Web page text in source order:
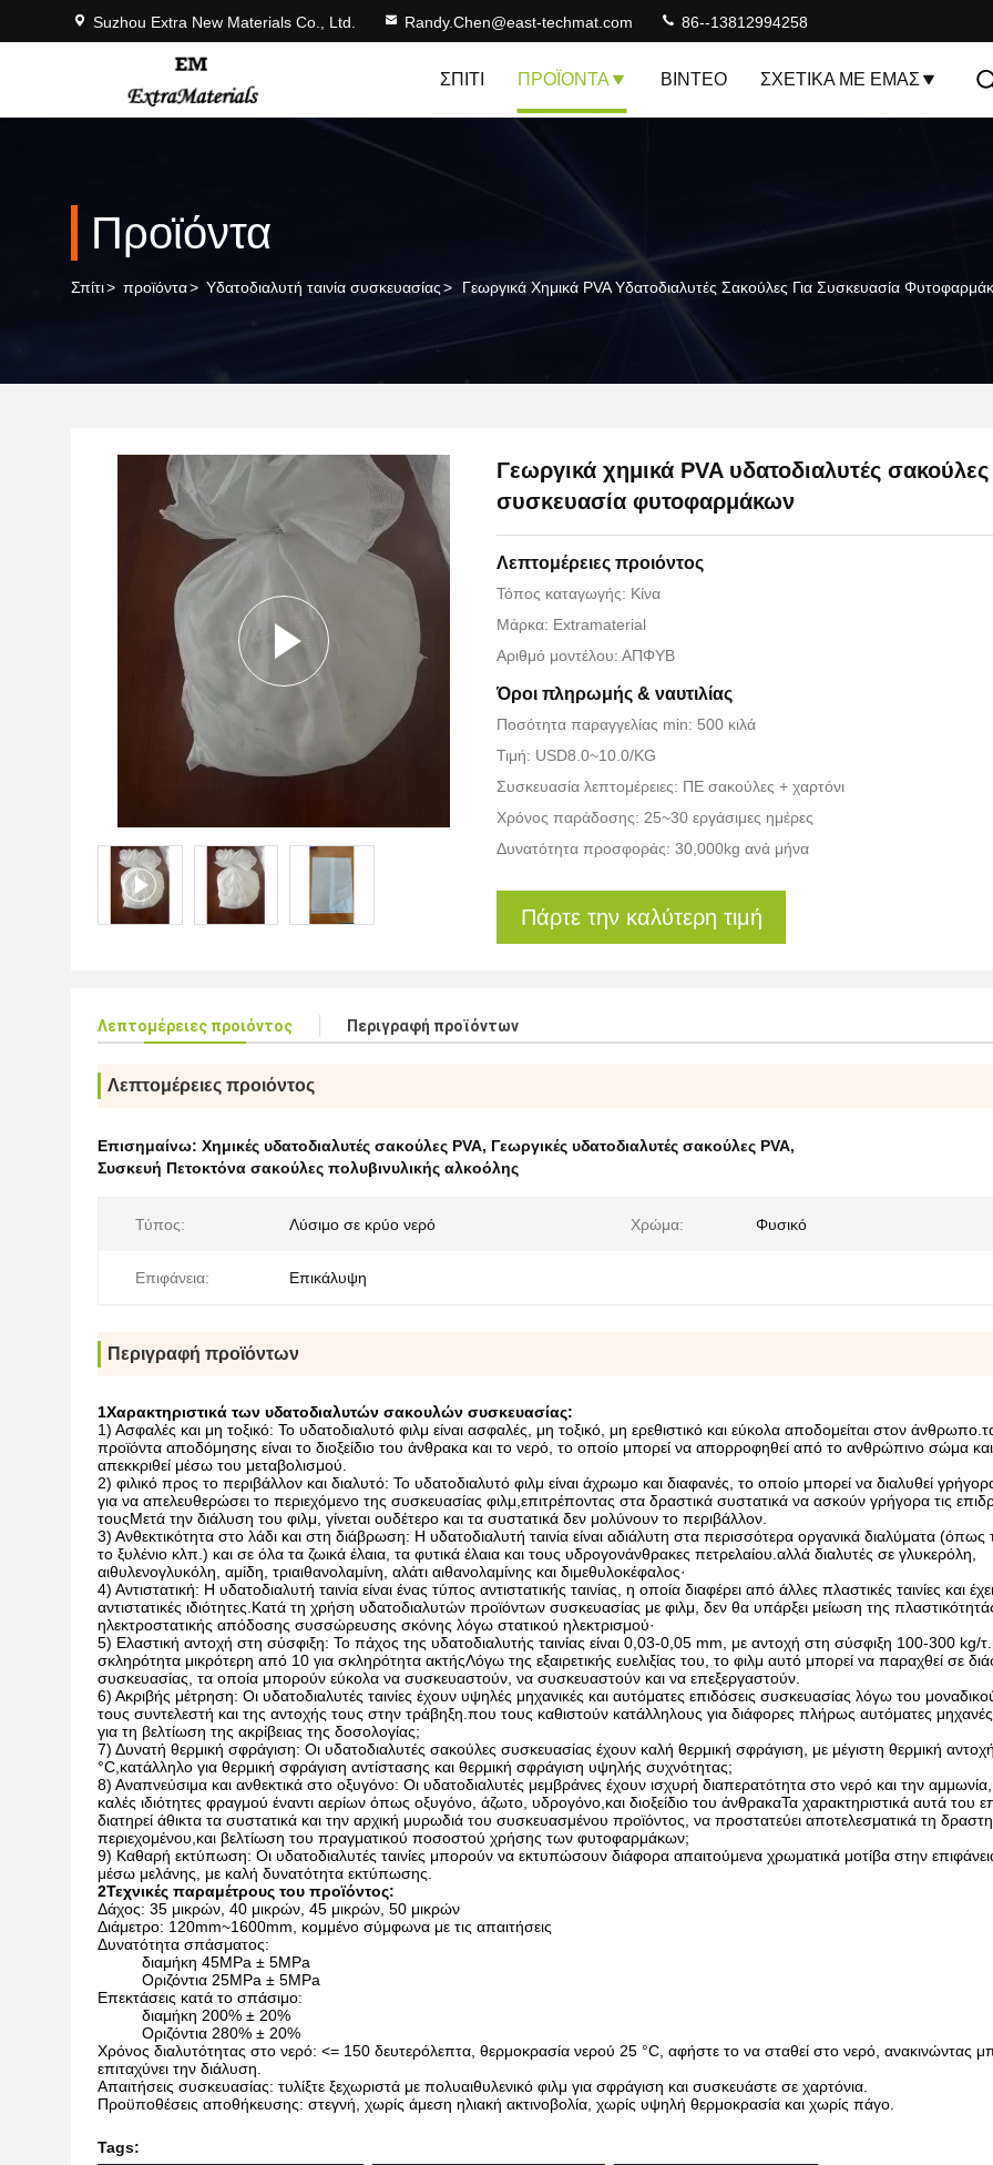
Suzhou Extra New Materials Co., Ltd. Randy.Chen@east-techmat.com 86--13812994258
ΣΠΊΤΙ ΠΡΟΪΌΝΤΑ ΒΊΝΤΕΟ ΣΧΕΤΙΚΆ ΜΕ ΕΜΆΣ
Προϊόντα
Σπίτι> προϊόντα> Υδατοδιαλυτή ταινία συσκευασίας> Γεωργικά Χημικά PVA Υδατοδιαλυτές Σακούλες Για Συσκευασία
Γεωργικά χημικά PVA υδατοδιαλυτές σακούλες
συσκευασία φυτοφαρμάκων
Λεπτομέρειες προιόντος
Τόπος καταγωγής: Κίνα
Μάρκα: Extramaterial
Αριθμό μοντέλου: ΑΠΦΥΒ
Όροι πληρωμής & ναυτιλίας
Ποσότητα παραγγελίας min: 500 κιλά
Τιμή: USD8.0~10.0/KG
Συσκευασία λεπτομέρειες: ΠΕ σακούλες + χαρτόνι
Χρόνος παράδοσης: 25~30 εργάσιμες ημέρες
Δυνατότητα προσφοράς: 30,000kg ανά μήνα
Πάρτε την καλύτερη τιμή
Λεπτομέρειες προιόντος Περιγραφή προϊόντων
Λεπτομέρειες προιόντος
Επισημαίνω: Χημικές υδατοδιαλυτές σακούλες PVA, Γεωργικές υδατοδιαλυτές σακούλες PVA,
Συσκευή Πετοκτόνα σακούλες πολυβινυλικής αλκοόλης
Τύπος: Λύσιμο σε κρύο νερό Χρώμα: Φυσικό
Επιφάνεια: Επικάλυψη
Περιγραφή προϊόντων
1Χαρακτηριστικά των υδατοδιαλυτών σακουλών συσκευασίας:
1) Ασφαλές και μη τοξικό: Το υδατοδιαλυτό φιλμ είναι ασφαλές, μη τοξικό, μη ερεθιστικό και εύκολα αποδομείται στον
προϊόντα αποδόμησης είναι το διοξείδιο του άνθρακα και το νερό, το οποίο μπορεί να απορροφηθεί από το ανθρώπινο σώμα
απεκκριθεί μέσω του μεταβολισμού.
2) φιλικό προς το περιβάλλον και διαλυτό: Το υδατοδιαλυτό φιλμ είναι άχρωμο και διαφανές, το οποίο μπορεί να διαλυθεί
για να απελευθερώσει το περιεχόμενο της συσκευασίας φιλμ,επιτρέποντας στα δραστικά συστατικά να ασκούν γρήγορα τις
τουςΜετά την διάλυση του φιλμ, γίνεται ουδέτερο και τα συστατικά δεν μολύνουν το περιβάλλον.
3) Ανθεκτικότητα στο λάδι και στη διάβρωση: Η υδατοδιαλυτή ταινία είναι αδιάλυτη στα περισσότερα οργανικά διαλύματα (όπως
το ξυλένιο κλπ.) και σε όλα τα ζωικά έλαια, τα φυτικά έλαια και τους υδρογονάνθρακες πετρελαίου.αλλά διαλυτές σε γλυκερόλη,
αιθυλενογλυκόλη, αμίδη, τριαιθανολαμίνη, αλάτι αιθανολαμίνης και διμεθυλοκέφαλος·
4) Αντιστατική: Η υδατοδιαλυτή ταινία είναι ένας τύπος αντιστατικής ταινίας, η οποία διαφέρει από άλλες πλαστικές ταινίες και
αντιστατικές ιδιότητες.Κατά τη χρήση υδατοδιαλυτών προϊόντων συσκευασίας με φιλμ, δεν θα υπάρξει μείωση της
ηλεκτροστατικής απόδοσης συσσώρευσης σκόνης λόγω στατικού ηλεκτρισμού·
5) Ελαστική αντοχή στη σύσφιξη: Το πάχος της υδατοδιαλυτής ταινίας είναι 0,03-0,05 mm, με αντοχή στη σύσφιξη 100-300 kg/
σκληρότητα μικρότερη από 10 για σκληρότητα ακτήςΛόγω της εξαιρετικής ευελιξίας του, το φιλμ αυτό μπορεί να παραχθεί σε
συσκευασίας, τα οποία μπορούν εύκολα να συσκευαστούν, να συσκευαστούν και να επεξεργαστούν.
6) Ακριβής μέτρηση: Οι υδατοδιαλυτές ταινίες έχουν υψηλές μηχανικές και αυτόματες επιδόσεις συσκευασίας λόγω του
τους συντελεστή και της αντοχής τους στην τράβηξη.που τους καθιστούν κατάλληλους για διάφορες πλήρως αυτόματες
για τη βελτίωση της ακρίβειας της δοσολογίας;
7) Δυνατή θερμική σφράγιση: Οι υδατοδιαλυτές σακούλες συσκευασίας έχουν καλή θερμική σφράγιση, με μέγιστη θερμική
°C,κατάλληλο για θερμική σφράγιση αντίστασης και θερμική σφράγιση υψηλής συχνότητας;
8) Αναπνεύσιμα και ανθεκτικά στο οξυγόνο: Οι υδατοδιαλυτές μεμβράνες έχουν ισχυρή διαπερατότητα στο νερό και την
καλές ιδιότητες φραγμού έναντι αερίων όπως οξυγόνο, άζωτο, υδρογόνο,και διοξείδιο του άνθρακαΤα χαρακτηριστικά αυτά του
διατηρεί άθικτα τα συστατικά και την αρχική μυρωδιά του συσκευασμένου προϊόντος, να προστατεύει αποτελεσματικά τη
περιεχομένου,και βελτίωση του πραγματικού ποσοστού χρήσης των φυτοφαρμάκων;
9) Καθαρή εκτύπωση: Οι υδατοδιαλυτές ταινίες μπορούν να εκτυπώσουν διάφορα απαιτούμενα χρωματικά μοτίβα στην
μέσω μελάνης, με καλή δυνατότητα εκτύπωσης.
2Τεχνικές παραμέτρους του προϊόντος:
Δάχος: 35 μικρών, 40 μικρών, 45 μικρών, 50 μικρών
Διάμετρο: 120mm~1600mm, κομμένο σύμφωνα με τις απαιτήσεις
Δυνατότητα σπάσματος:
διαμήκη 45MPa ± 5MPa
Οριζόντια 25MPa ± 5MPa
Επεκτάσεις κατά το σπάσιμο:
διαμήκη 200% ± 20%
Οριζόντια 280% ± 20%
Χρόνος διαλυτότητας στο νερό: <= 150 δευτερόλεπτα, θερμοκρασία νερού 25 °C, αφήστε το να σταθεί στο νερό, ανακινώντας
επιταχύνει την διάλυση.
Απαιτήσεις συσκευασίας: τυλίξτε ξεχωριστά με πολυαιθυλενικό φιλμ για σφράγιση και συσκευάστε σε χαρτόνια.
Προϋποθέσεις αποθήκευσης: στεγνή, χωρίς άμεση ηλιακή ακτινοβολία, χωρίς υψηλή θερμοκρασία και χωρίς πάγο.
Tags: